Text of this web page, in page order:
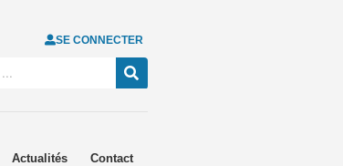
SE CONNECTER
Actualités Contact